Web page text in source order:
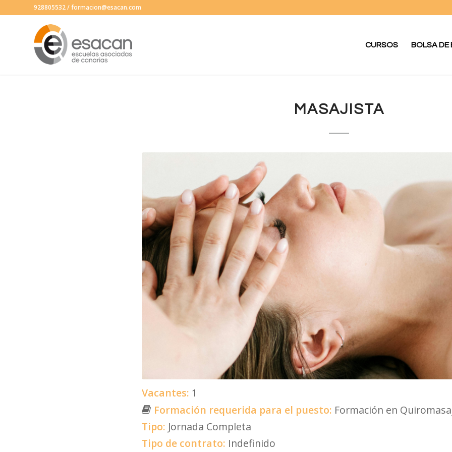
928805532/formacion@esacan.com
CURSOS BOLSA DE
MASAJISTA
Vacantes: 1
Formación requerida para el puesto: Formación en
Tipo: Jornada Completa
Tipo de contrato: Indefinido